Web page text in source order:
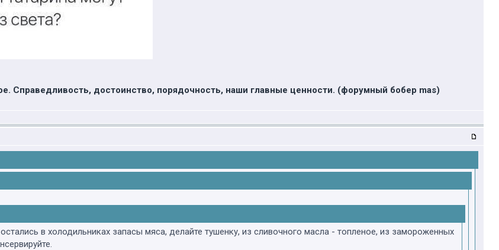
Cправедливость, достоинство, порядочность, наши главные ценности. (форумный бобер mas)
в холодильниках запасы мяса, делайте тушенку, из сливочного масла - топленое, из замороженных